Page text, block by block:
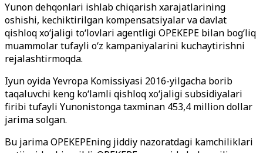
Yunon dehqonlari ishlab chiqarish xarajatlarining
oshishi, kechiktirilgan kompensatsiyalar va davlat
qishloq xo‘jaligi to‘lovlari agentligi OPEKEPE bilan bog‘liq
muammolar tufayli o‘z kampaniyalarini kuchaytirishni
rejalashtirmoqda.
Iyun oyida Yevropa Komissiyasi 2016-yilgacha borib
taqaluvchi keng ko‘lamli qishloq xo‘jaligi subsidiyalari
firibi tufayli Yunonistonga taxminan 453,4 million dollar
jarima solgan.
Bu jarima OPEKEPEning jiddiy nazoratdagi kamchiliklari